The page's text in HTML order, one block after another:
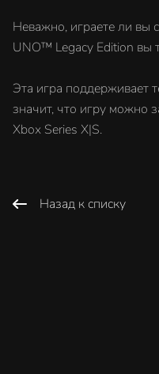
Неважно, играете ли вы
UNO™ Legacy Edition вы
Эта игра поддерживает
значит, что игру можно
Xbox Series X|S.
Назад к списку